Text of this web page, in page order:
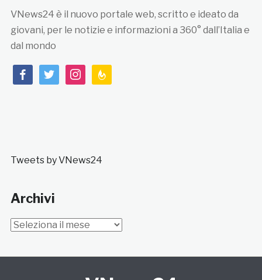
VNews24 è il nuovo portale web, scritto e ideato da
giovani, per le notizie e informazioni a 360° dall’Italia e
dal mondo
facebooktwitterinstagramfeedburner
Tweets by VNews24
Archivi
Archivi